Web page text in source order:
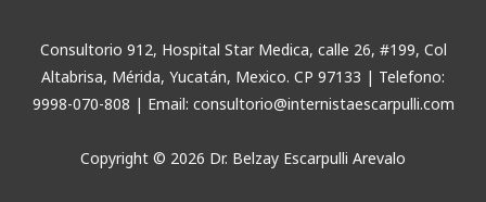
Consultorio 912, Hospital Star Medica, calle 26, #199, Col
Altabrisa, Mérida, Yucatán, Mexico. CP 97133 | Telefono:
9998-070-808 | Email: consultorio@internistaescarpulli.com
Copyright © 2026 Dr. Belzay Escarpulli Arevalo